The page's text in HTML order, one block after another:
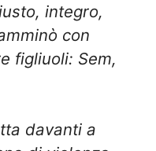
integro,
con
figliuoli: Sem,
davanti a